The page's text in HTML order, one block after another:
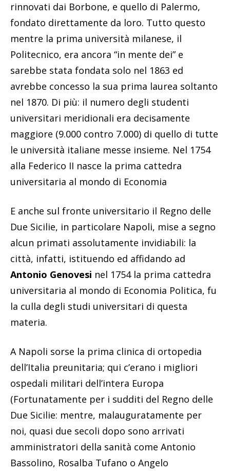
rinnovati dai Borbone, e quello di Palermo,
fondato direttamente da loro. Tutto questo
mentre la prima università milanese, il
Politecnico, era ancora “in mente dei” e
sarebbe stata fondata solo nel 1863 ed
avrebbe concesso la sua prima laurea soltanto
nel 1870. Di più: il numero degli studenti
universitari meridionali era decisamente
maggiore (9.000 contro 7.000) di quello di tutte
le università italiane messe insieme. Nel 1754
alla Federico II nasce la prima cattedra
universitaria al mondo di Economia
E anche sul fronte universitario il Regno delle
Due Sicilie, in particolare Napoli, mise a segno
alcun primati assolutamente invidiabili: la
città, infatti, istituendo ed affidando ad
Antonio Genovesi nel 1754 la prima cattedra
universitaria al mondo di Economia Politica, fu
la culla degli studi universitari di questa
materia.
A Napoli sorse la prima clinica di ortopedia
dell’Italia preunitaria; qui c’erano i migliori
ospedali militari dell’intera Europa
(Fortunatamente per i sudditi del Regno delle
Due Sicilie: mentre, malauguratamente per
noi, quasi due secoli dopo sono arrivati
amministratori della sanità come Antonio
Bassolino, Rosalba Tufano o Angelo